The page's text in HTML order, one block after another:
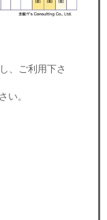
、ご利用下さ
い。